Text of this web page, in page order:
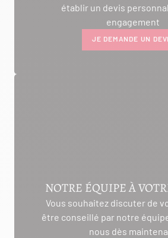
établir un devis
engagement
JE DEMANDE UN
NOTRE ÉQUIPE À
Vous souhaitez discuter de
être conseillé par notre
nous dès